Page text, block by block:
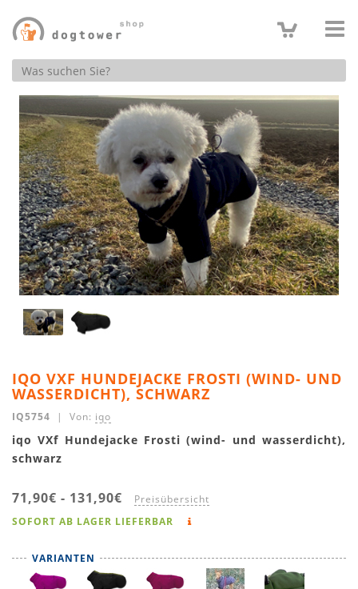
Produktsuche
IQO VXF HUNDEJACKE FROSTI (WIND- UND
WASSERDICHT), SCHWARZ
IQ5754 | Von: iqo
iqo VXf Hundejacke Frosti (wind- und wasserdicht),
schwarz
71,90€ - 131,90€ Preisübersicht
SOFORT AB LAGER LIEFERBAR
VARIANTEN